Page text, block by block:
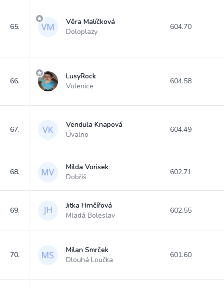
65.
Věra Malíčková
Doloplazy
604.70
66.
LusyRock
Volenice
604.58
67.
Vendula Knapová
Úvalno
604.49
68.
Milda Vorisek
Dobříš
602.71
69.
Jitka Hrnčířová
Mladá Boleslav
602.55
70.
Milan Smrček
Dlouhá Loučka
601.60